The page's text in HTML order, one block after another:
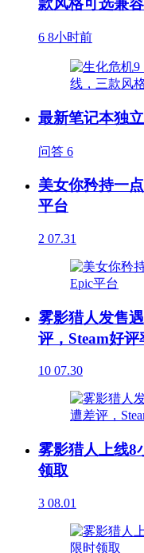
款风格可选兼
6 8小时前
最新笔记本独
问答 6
美女你矜持一
平台
2 07.31
雾影猎人发售
评，Steam好
10 07.30
雾影猎人上线8
领取
3 08.01